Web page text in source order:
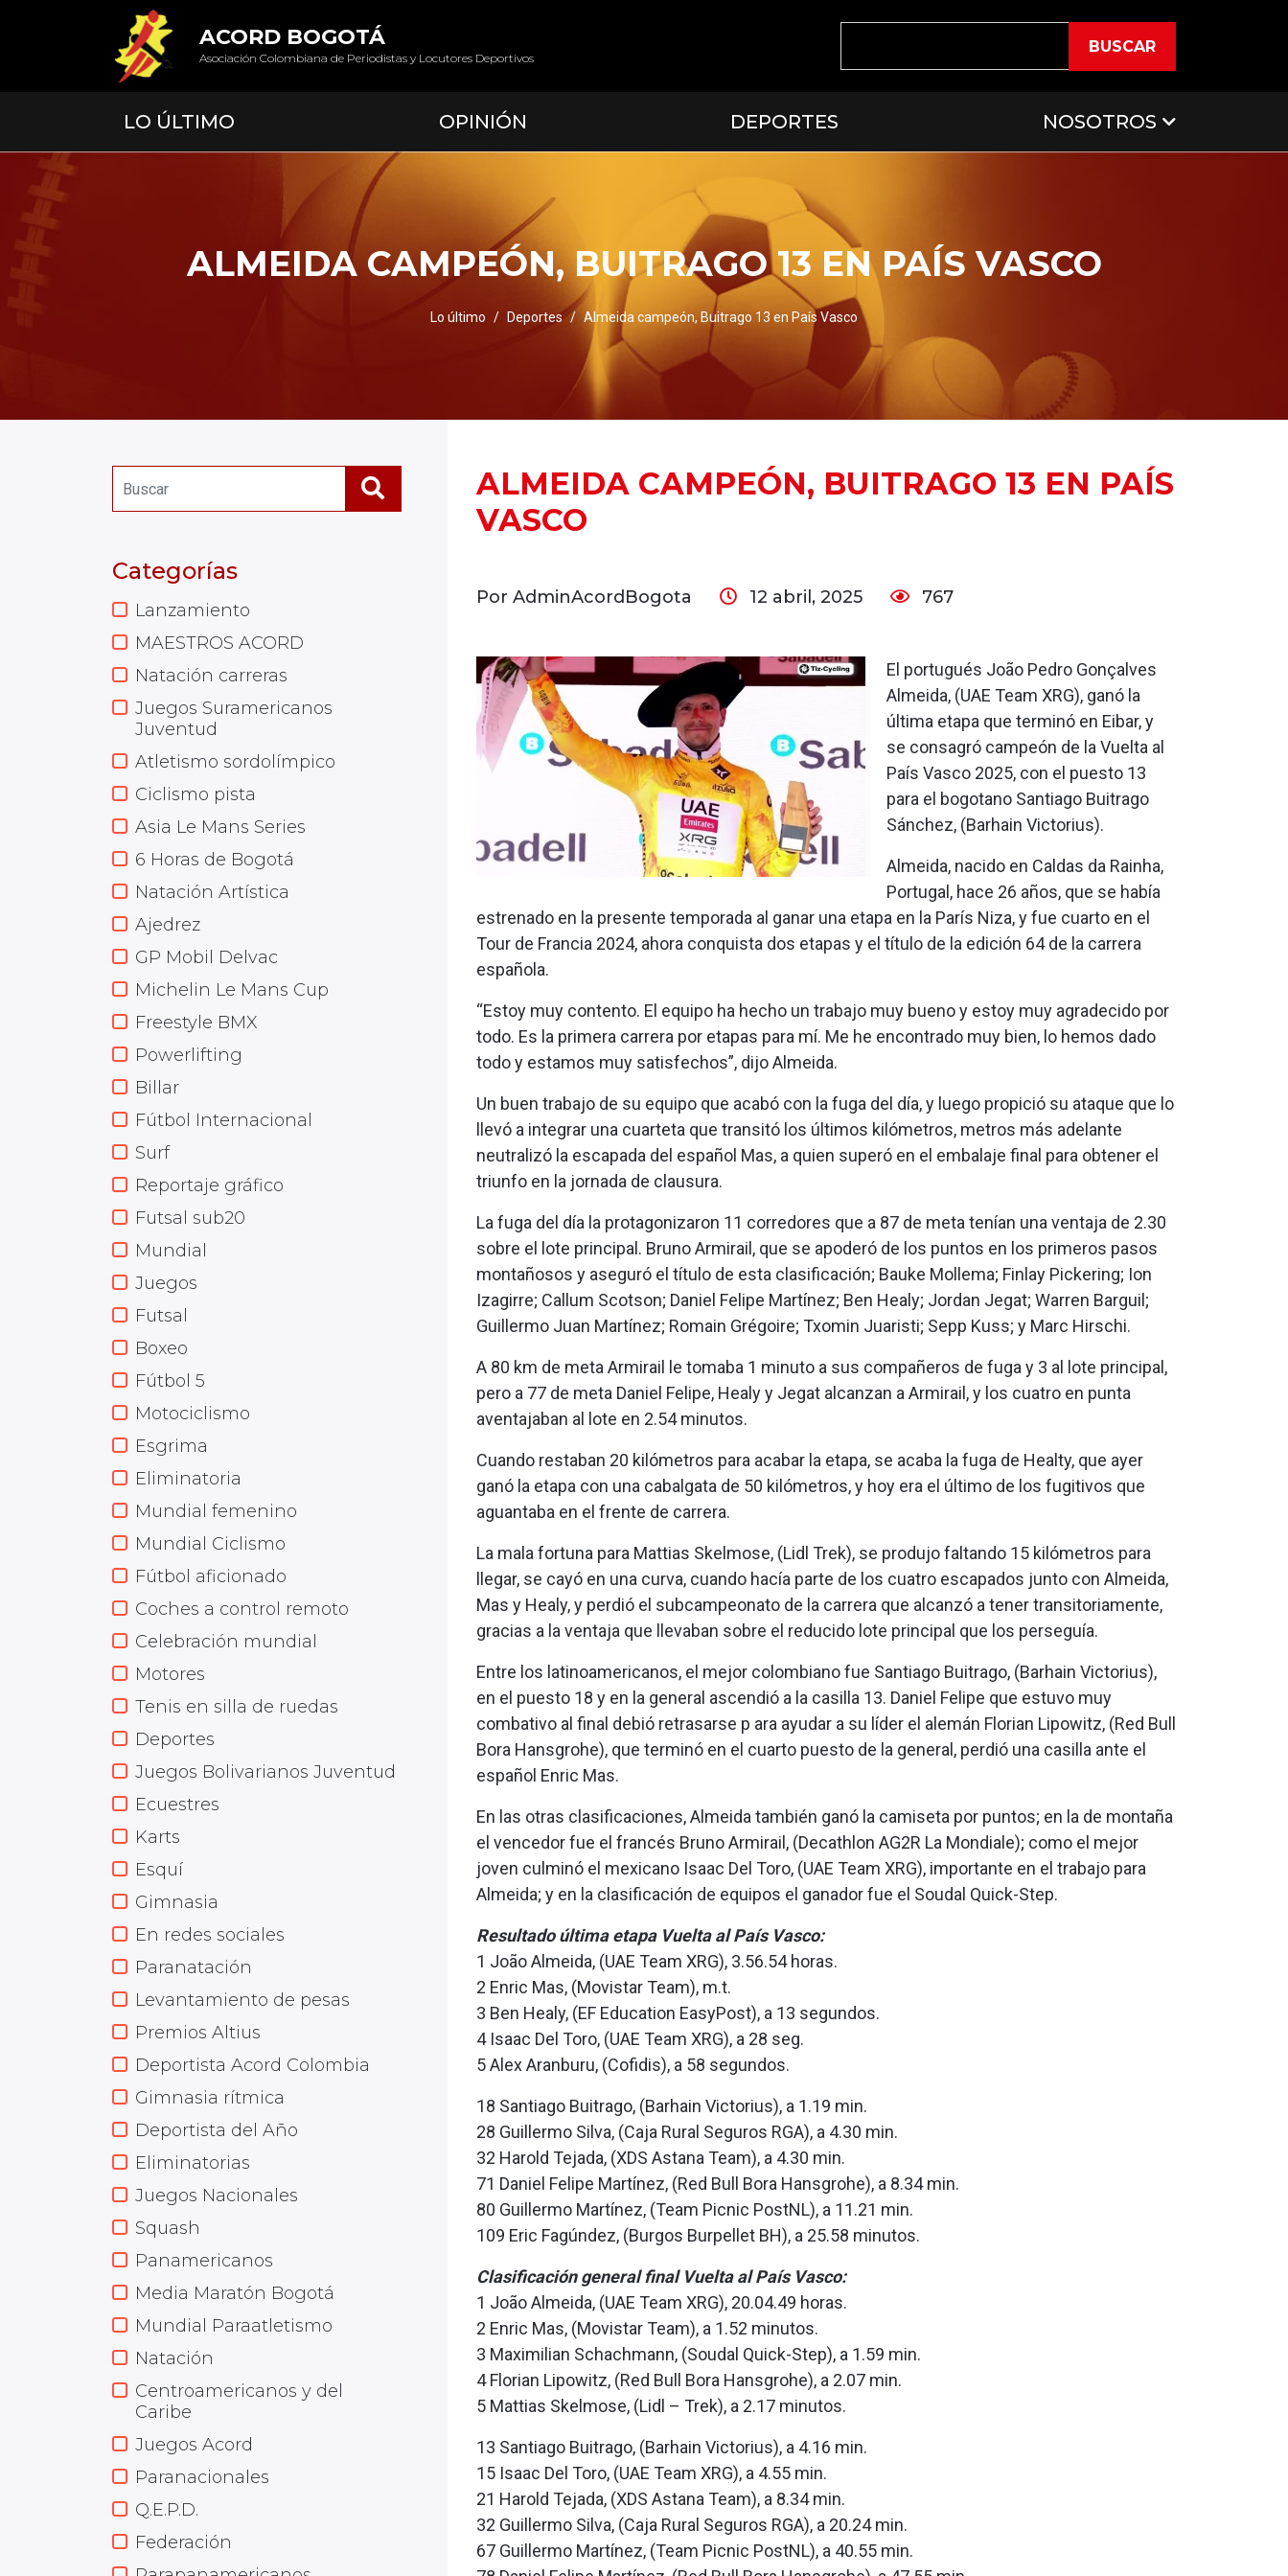
ACORD BOGOTÁ
Asociación Colombiana de Periodistas y Locutores Deportivos
BUSCAR
LO ÚLTIMO OPINIÓN DEPORTES NOSOTROS
ALMEIDA CAMPEÓN, BUITRAGO 13 EN PAÍS VASCO
Lo último Deportes Almeida campeón, Buitrago 13 en País Vasco
Categorías
Lanzamiento
MAESTROS ACORD
Natación carreras
Juegos Suramericanos
Juventud
Atletismo sordolímpico
Ciclismo pista
Asia Le Mans Series
6 Horas de Bogotá
Natación Artística
Ajedrez
GP Mobil Delvac
Michelin Le Mans Cup
Freestyle BMX
Powerlifting
Billar
Fútbol Internacional
Surf
Reportaje gráfico
Futsal sub20
Mundial
Juegos
Futsal
Boxeo
Fútbol 5
Motociclismo
Esgrima
Eliminatoria
Mundial femenino
Mundial Ciclismo
Fútbol aficionado
Coches a control remoto
Celebración mundial
Motores
Tenis en silla de ruedas
Deportes
Juegos Bolivarianos Juventud
Ecuestres
Karts
Esquí
Gimnasia
En redes sociales
Paranatación
Levantamiento de pesas
Premios Altius
Deportista Acord Colombia
Gimnasia rítmica
Deportista del Año
Eliminatorias
Juegos Nacionales
Squash
Panamericanos
Media Maratón Bogotá
Mundial Paraatletismo
Natación
Centroamericanos y del
Caribe
Juegos Acord
Paranacionales
Q.E.P.D.
Federación
ALMEIDA CAMPEÓN, BUITRAGO 13 EN PAÍS
VASCO
Por AdminAcordBogota 12 abril, 2025 767
El portugués João Pedro Gonçalves
Almeida, (UAE Team XRG), ganó la
última etapa que terminó en Eibar, y
se consagró campeón de la Vuelta al
País Vasco 2025, con el puesto 13
para el bogotano Santiago Buitrago
Sánchez, (Barhain Victorius).
Almeida, nacido en Caldas da Rainha,
Portugal, hace 26 años, que se había
estrenado en la presente temporada al ganar una etapa en la París Niza, y fue cuarto en el
Tour de Francia 2024, ahora conquista dos etapas y el título de la edición 64 de la carrera
española.
“Estoy muy contento. El equipo ha hecho un trabajo muy bueno y estoy muy agradecido por
todo. Es la primera carrera por etapas para mí. Me he encontrado muy bien, lo hemos dado
todo y estamos muy satisfechos”, dijo Almeida.
Un buen trabajo de su equipo que acabó con la fuga del día, y luego propició su ataque que lo
llevó a integrar una cuarteta que transitó los últimos kilómetros, metros más adelante
neutralizó la escapada del español Mas, a quien superó en el embalaje final para obtener el
triunfo en la jornada de clausura.
La fuga del día la protagonizaron 11 corredores que a 87 de meta tenían una ventaja de 2.30
sobre el lote principal. Bruno Armirail, que se apoderó de los puntos en los primeros pasos
montañosos y aseguró el título de esta clasificación; Bauke Mollema; Finlay Pickering; Ion
Izagirre; Callum Scotson; Daniel Felipe Martínez; Ben Healy; Jordan Jegat; Warren Barguil;
Guillermo Juan Martínez; Romain Grégoire; Txomin Juaristi; Sepp Kuss; y Marc Hirschi.
A 80 km de meta Armirail le tomaba 1 minuto a sus compañeros de fuga y 3 al lote principal,
pero a 77 de meta Daniel Felipe, Healy y Jegat alcanzan a Armirail, y los cuatro en punta
aventajaban al lote en 2.54 minutos.
Cuando restaban 20 kilómetros para acabar la etapa, se acaba la fuga de Healty, que ayer
ganó la etapa con una cabalgata de 50 kilómetros, y hoy era el último de los fugitivos que
aguantaba en el frente de carrera.
La mala fortuna para Mattias Skelmose, (Lidl Trek), se produjo faltando 15 kilómetros para
llegar, se cayó en una curva, cuando hacía parte de los cuatro escapados junto con Almeida,
Mas y Healy, y perdió el subcampeonato de la carrera que alcanzó a tener transitoriamente,
gracias a la ventaja que llevaban sobre el reducido lote principal que los perseguía.
Entre los latinoamericanos, el mejor colombiano fue Santiago Buitrago, (Barhain Victorius),
en el puesto 18 y en la general ascendió a la casilla 13. Daniel Felipe que estuvo muy
combativo al final debió retrasarse p ara ayudar a su líder el alemán Florian Lipowitz, (Red Bull
Bora Hansgrohe), que terminó en el cuarto puesto de la general, perdió una casilla ante el
español Enric Mas.
En las otras clasificaciones, Almeida también ganó la camiseta por puntos; en la de montaña
el vencedor fue el francés Bruno Armirail, (Decathlon AG2R La Mondiale); como el mejor
joven culminó el mexicano Isaac Del Toro, (UAE Team XRG), importante en el trabajo para
Almeida; y en la clasificación de equipos el ganador fue el Soudal Quick-Step.
Resultado última etapa Vuelta al País Vasco:
1 João Almeida, (UAE Team XRG), 3.56.54 horas.
2 Enric Mas, (Movistar Team), m.t.
3 Ben Healy, (EF Education EasyPost), a 13 segundos.
4 Isaac Del Toro, (UAE Team XRG), a 28 seg.
5 Alex Aranburu, (Cofidis), a 58 segundos.
18 Santiago Buitrago, (Barhain Victorius), a 1.19 min.
28 Guillermo Silva, (Caja Rural Seguros RGA), a 4.30 min.
32 Harold Tejada, (XDS Astana Team), a 4.30 min.
71 Daniel Felipe Martínez, (Red Bull Bora Hansgrohe), a 8.34 min.
80 Guillermo Martínez, (Team Picnic PostNL), a 11.21 min.
109 Eric Fagúndez, (Burgos Burpellet BH), a 25.58 minutos.
Clasificación general final Vuelta al País Vasco:
1 João Almeida, (UAE Team XRG), 20.04.49 horas.
2 Enric Mas, (Movistar Team), a 1.52 minutos.
3 Maximilian Schachmann, (Soudal Quick-Step), a 1.59 min.
4 Florian Lipowitz, (Red Bull Bora Hansgrohe), a 2.07 min.
5 Mattias Skelmose, (Lidl – Trek), a 2.17 minutos.
13 Santiago Buitrago, (Barhain Victorius), a 4.16 min.
15 Isaac Del Toro, (UAE Team XRG), a 4.55 min.
21 Harold Tejada, (XDS Astana Team), a 8.34 min.
32 Guillermo Silva, (Caja Rural Seguros RGA), a 20.24 min.
67 Guillermo Martínez, (Team Picnic PostNL), a 40.55 min.